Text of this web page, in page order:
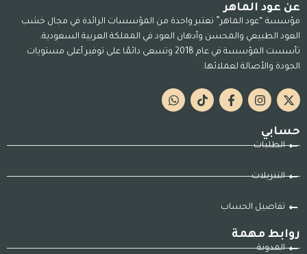
عن عود الماهر
مؤسسة “عود الماهر” تعتبر واحدة من المؤسسات الرائدة في مجال خشب
العود الطبيعي والمحسن وأدهان العود في المملكة العربية السعودية.
تأسست المؤسسة في عام 2018 وتسعى دائمًا على توفير أعلى مستويات
الجودة والأصالة لعملائها.
حسابي
الطلبات
التنزيلات
تفاصيل الحساب
روابط مهمة
المدونة